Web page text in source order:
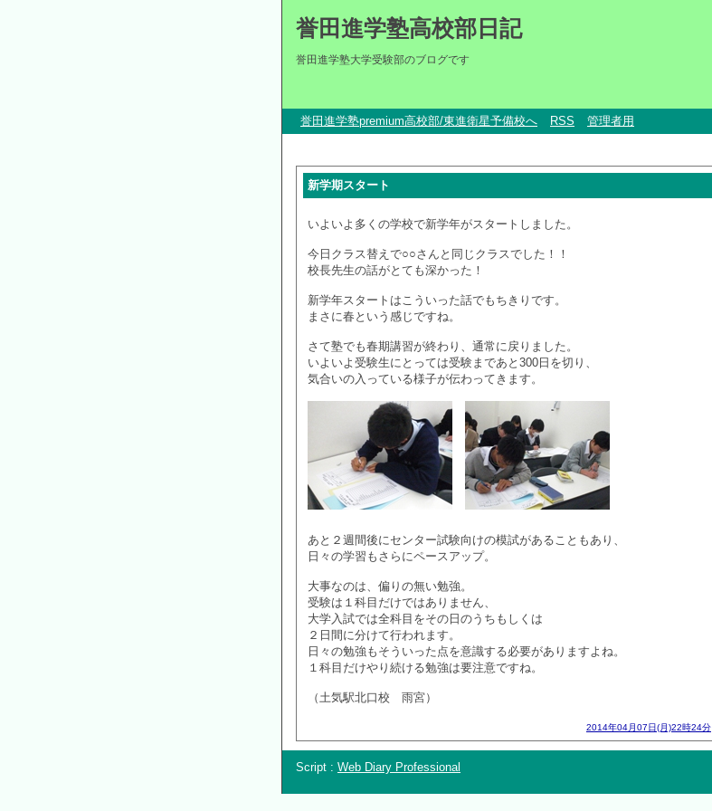
誉田進学塾高校部日記
誉田進学塾大学受験部のブログです
誉田進学塾premium高校部/東進衛星予備校へ RSS 管理者用
新学期スタート
いよいよ多くの学校で新学年がスタートしました。
今日クラス替えで○○さんと同じクラスでした！！
校長先生の話がとても深かった！
新学年スタートはこういった話でもちきりです。
まさに春という感じですね。
さて塾でも春期講習が終わり、通常に戻りました。
いよいよ受験生にとっては受験まであと300日を切り、
気合いの入っている様子が伝わってきます。
あと２週間後にセンター試験向けの模試があることもあり、
日々の学習もさらにペースアップ。
大事なのは、偏りの無い勉強。
受験は１科目だけではありません、
大学入試では全科目をその日のうちもしくは
２日間に分けて行われます。
日々の勉強もそういった点を意識する必要がありますよね。
１科目だけやり続ける勉強は要注意ですね。
（土気駅北口校 雨宮）
2014年04月07日(月)22時24分
Script : Web Diary Professional